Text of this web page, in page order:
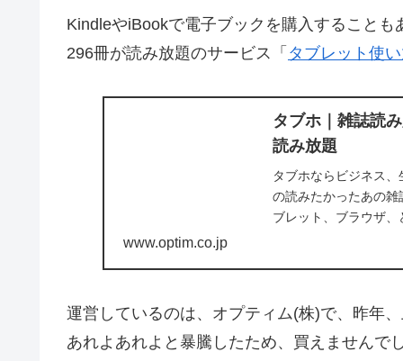
KindleやiBookで電子ブックを購入すること
296冊が読み放題のサービス「 タブレット使
タブホ｜雑誌読
読み放題
タブホならビジネス
の読みたかったあの
ブレット、ブラウザ
www.optim.co.jp
運営しているのは、オプティム(株)で、昨年
あれよあれよと暴騰したため、買えません